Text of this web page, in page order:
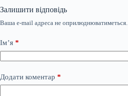
Залишити відповідь
Ваша e-mail адреса не оприлюднюватиметься.
Ім’я *
Додати коментар *